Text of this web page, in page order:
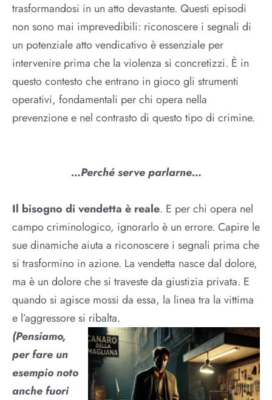
trasformandosi in un atto devastante. Questi episodi
non sono mai imprevedibili: riconoscere i segnali di
un potenziale atto vendicativo è essenziale per
intervenire prima che la violenza si concretizzi. È in
questo contesto che entrano in gioco gli strumenti
operativi, fondamentali per chi opera nella
prevenzione e nel contrasto di questo tipo di crimine.
…Perché serve parlarne…
Il bisogno di vendetta è reale. E per chi opera nel
campo criminologico, ignorarlo è un errore. Capire le
sue dinamiche aiuta a riconoscere i segnali prima che
si trasformino in azione. La vendetta nasce dal dolore,
ma è un dolore che si traveste da giustizia privata. E
quando si agisce mossi da essa, la linea tra la vittima
e l’aggressore si ribalta.
(Pensiamo,
per fare un
esempio noto
anche fuori